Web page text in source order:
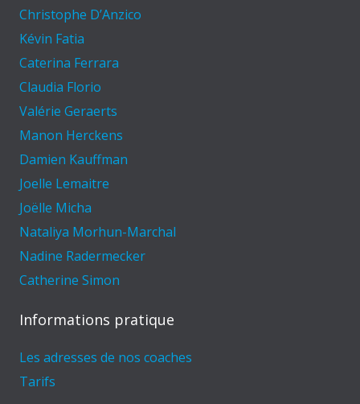
Christophe D’Anzico
Kévin Fatia
Caterina Ferrara
Claudia Florio
Valérie Geraerts
Manon Herckens
Damien Kauffman
Joelle Lemaitre
Joëlle Micha
Nataliya Morhun-Marchal
Nadine Radermecker
Catherine Simon
Informations pratique
Les adresses de nos coaches
Tarifs